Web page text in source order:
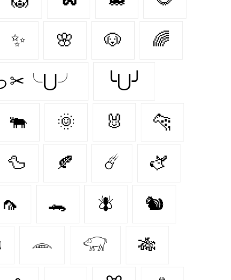
✨ 🌸 🐶 🌈
✂╰⋃╯ ╰⋃╯
🐃 🌞 🐰 🐆
🦆 🍂 ☄️ 🫏
🦟 🐊 🪰 🐿️
𓂎 𓃟 🎋